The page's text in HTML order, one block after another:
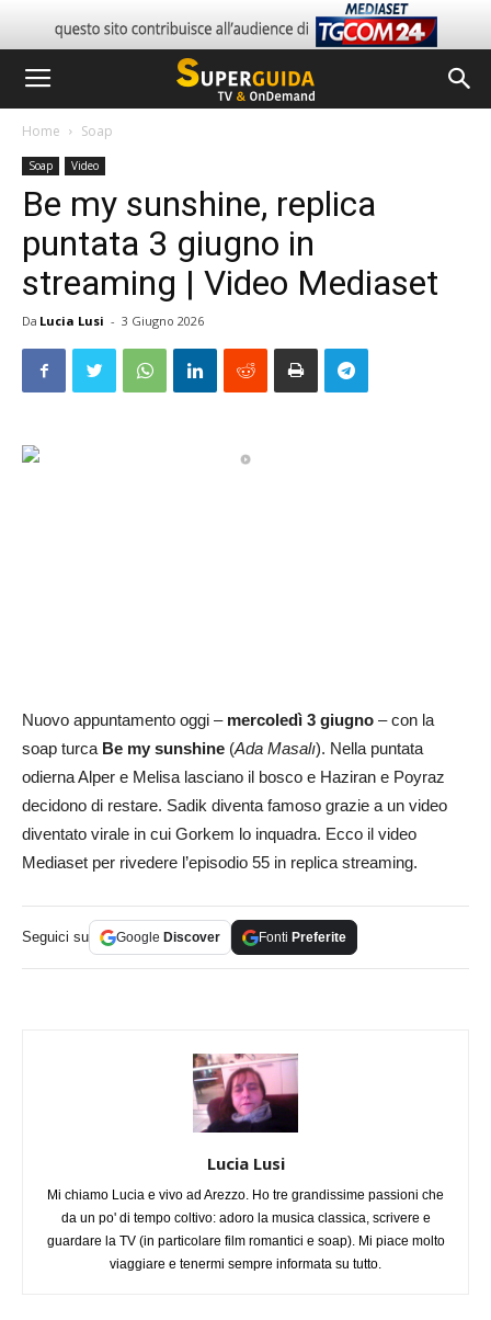
Home Soap
Soap Video
Be my sunshine, replica
puntata 3 giugno in
streaming | Video Mediaset
Da Lucia Lusi - 3 Giugno 2026
Nuovo appuntamento oggi – mercoledì 3 giugno – con la
soap turca Be my sunshine (Ada Masalı). Nella puntata
odierna Alper e Melisa lasciano il bosco e Haziran e Poyraz
decidono di restare. Sadik diventa famoso grazie a un video
diventato virale in cui Gorkem lo inquadra. Ecco il video
Mediaset per rivedere l’episodio 55 in replica streaming.
Seguici su Google Discover Fonti Preferite
Lucia Lusi
Mi chiamo Lucia e vivo ad Arezzo. Ho tre grandissime passioni che
da un po' di tempo coltivo: adoro la musica classica, scrivere e
guardare la TV (in particolare film romantici e soap). Mi piace molto
viaggiare e tenermi sempre informata su tutto.